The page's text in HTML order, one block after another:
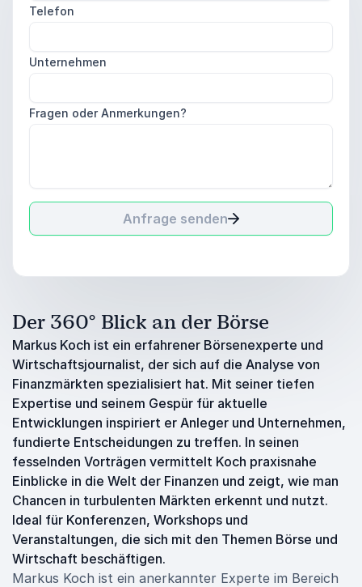
Telefon
Unternehmen
Fragen oder Anmerkungen?
Anfrage senden
Der 360° Blick an der Börse
Markus Koch ist ein erfahrener Börsenexperte und
Wirtschaftsjournalist, der sich auf die Analyse von
Finanzmärkten spezialisiert hat. Mit seiner tiefen
Expertise und seinem Gespür für aktuelle
Entwicklungen inspiriert er Anleger und Unternehmen,
fundierte Entscheidungen zu treffen. In seinen
fesselnden Vorträgen vermittelt Koch praxisnahe
Einblicke in die Welt der Finanzen und zeigt, wie man
Chancen in turbulenten Märkten erkennt und nutzt.
Ideal für Konferenzen, Workshops und
Veranstaltungen, die sich mit den Themen Börse und
Wirtschaft beschäftigen.
Markus Koch ist ein anerkannter Experte im Bereich